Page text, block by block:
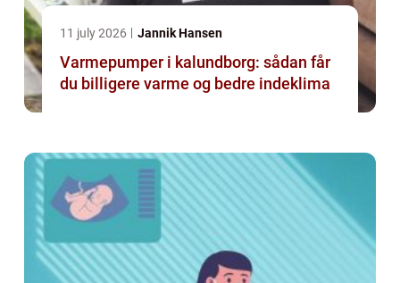
11 july 2026 Jannik Hansen
Varmepumper i kalundborg: sådan får
du billigere varme og bedre indeklima